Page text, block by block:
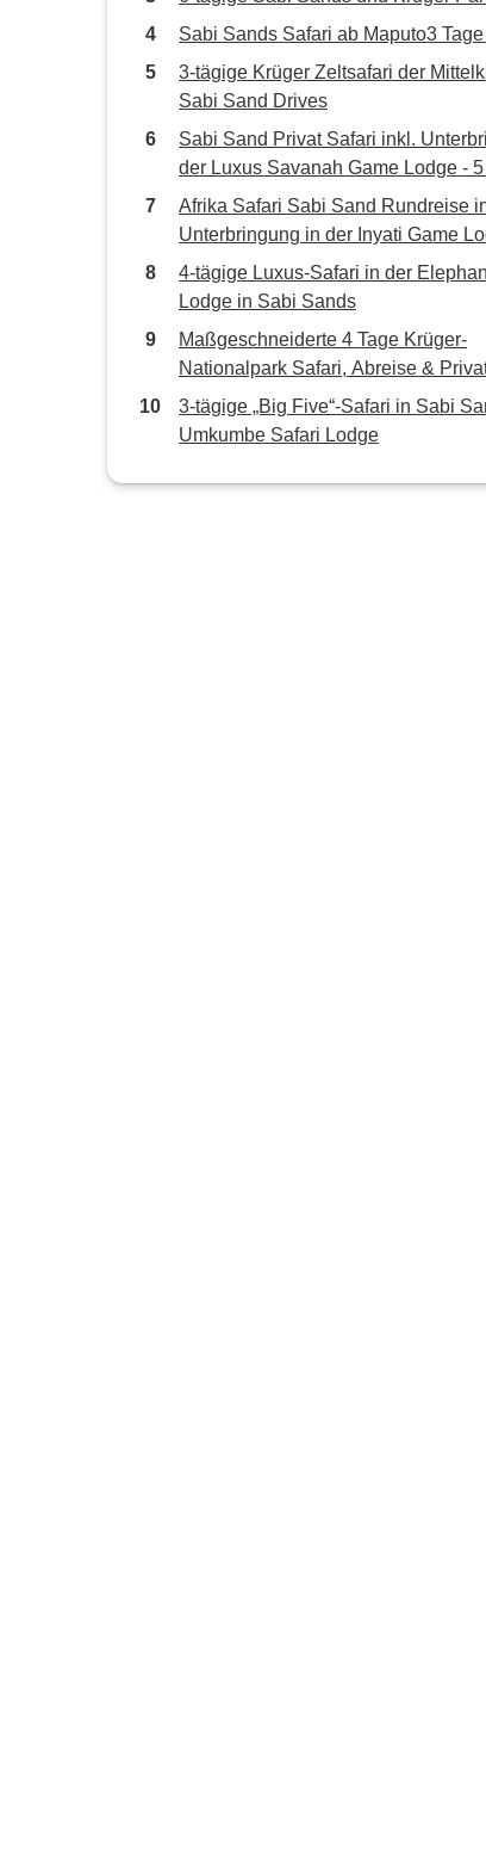
Sabi Sands Safari ab Maputo3
3-tägige Krüger Zeltsafari der
Sabi Sand Drives
Sabi Sand Privat Safari inkl.
der Luxus Savanah Game Lodge -
Afrika Safari Sabi Sand Rundreise
Unterbringung in der Inyati Game
Tage
4-tägige Luxus-Safari in der
Lodge in Sabi Sands
Maßgeschneiderte 4 Tage Krüger-
Nationalpark Safari, Abreise &
3-tägige „Big Five“-Safari in Sabi
Umkumbe Safari Lodge